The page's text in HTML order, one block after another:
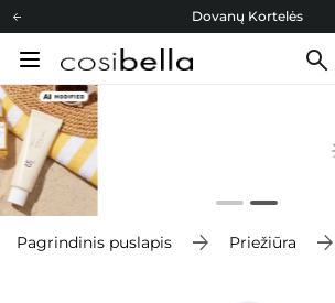
Dovanų Kortelės
Cosibella lojalumo programa
Pagrindinis puslapis Priežiūra